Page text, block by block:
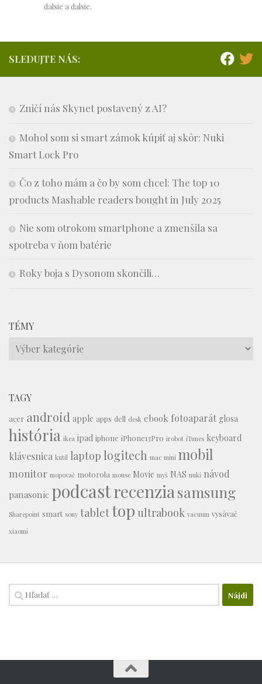
dalsie a dalsie.
SLEDUJTE NÁS:
Zničí nás Skynet postavený z AI?
Mohol som si smart zámok kúpiť aj skôr: Nuki
Smart Lock Pro
Čo z toho mám a čo by som chcel: The top 10
products Mashable readers bought in July 2025
Nie som otrokom smartphone a zmenšila sa
spotreba v ňom batérie
Roky boja s Dysonom skončili…
TÉMY
Témy
TAGY
acer android apple apps dell desk ebook fotoaparát glosa
história ikea ipad iphone iPhone13Pro irobot iTunes keyboard
klávesnica kutil laptop logitech mac mini mobil
monitor mopovač motorola mouse Movie myš NAS nuki návod
panasonic podcastrecenziasamsung
Sharepoint smart sony tablettop ultrabook vacuum vysávač
xiaomi
Hľadať: